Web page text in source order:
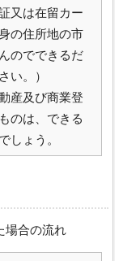
又は在留カー
の住所地の市
のでできるだ
い。）
産及び商業登
のは、できる
しょう。
場合の流れ